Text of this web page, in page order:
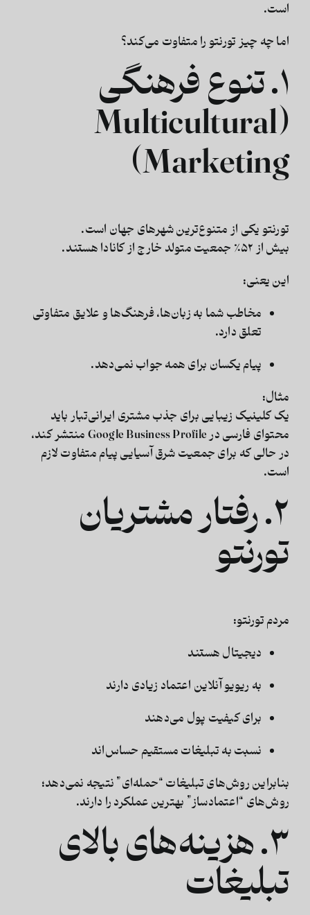
است.
اما چه چیز تورنتو را متفاوت می‌کند؟
۱. تنوع فرهنگی
(Multicultural
Marketing)
تورنتو یکی از متنوع‌ترین شهرهای جهان است.
بیش از۵۲٪ جمعیت
متولد خارج از کانادا هستند.
این یعنی:
مخاطب شما به زبان‌ها، فرهنگ‌ها و علایق متفاوتی
تعلق دارد.
پیام یکسان برای همه جواب نمی‌دهد.
مثال:
یک کلینیک زیبایی برای جذب مشتری ایرانی‌تبار باید
محتوای فارسی در Google Business Profile منتشر کند،
در حالی که برای جمعیت شرق آسیایی پیام متفاوت لازم
است.
۲. رفتار مشتریان
تورنتو
مردم تورنتو:
دیجیتال هستند
به ریویو آنلاین اعتماد زیادی دارند
برای کیفیت پول می‌دهند
نسبت به تبلیغات مستقیم حساس‌اند
بنابراین روش‌های تبلیغات “حمله‌ای” نتیجه نمی‌دهد؛
روش‌های “اعتمادساز” بهترین عملکرد را دارند.
۳. هزینه‌های بالای
تبلیغات